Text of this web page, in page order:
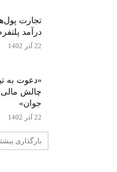
تجارت
درآمد
22 آذر 1402
«دعوت به
چالش
جوان»
22 آذر 1402
بارگذاری